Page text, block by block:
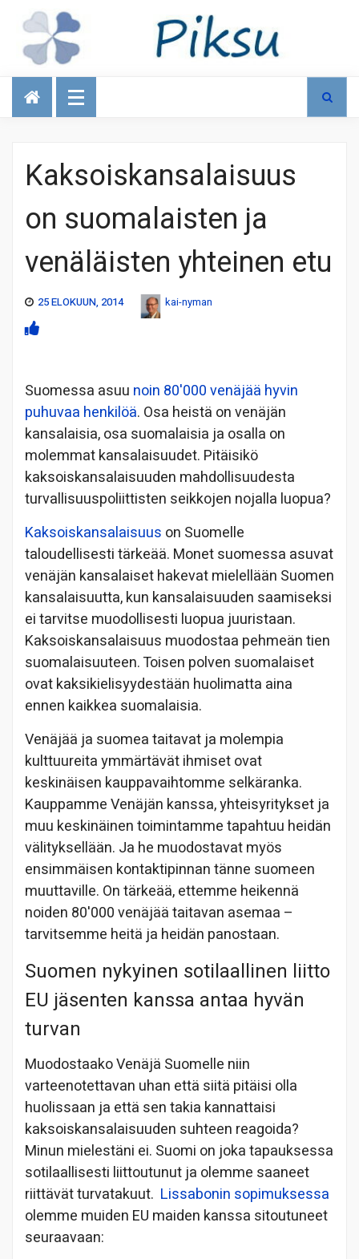
Talous
Kaksoiskansalaisuus
on suomalaisten ja
venäläisten yhteinen etu
25 ELOKUUN, 2014 kai-nyman
Suomessa asuu noin 80'000 venäjää hyvin
puhuvaa henkilöä. Osa heistä on venäjän
kansalaisia, osa suomalaisia ja osalla on
molemmat kansalaisuudet. Pitäisikö
kaksoiskansalaisuuden mahdollisuudesta
turvallisuuspoliittisten seikkojen nojalla luopua?
Kaksoiskansalaisuus on Suomelle
taloudellisesti tärkeää. Monet suomessa asuvat
venäjän kansalaiset hakevat mielellään Suomen
kansalaisuutta, kun kansalaisuuden saamiseksi
ei tarvitse muodollisesti luopua juuristaan.
Kaksoiskansalaisuus muodostaa pehmeän tien
suomalaisuuteen. Toisen polven suomalaiset
ovat kaksikielisyydestään huolimatta aina
ennen kaikkea suomalaisia.
Venäjää ja suomea taitavat ja molempia
kulttuureita ymmärtävät ihmiset ovat
keskinäisen kauppavaihtomme selkäranka.
Kauppamme Venäjän kanssa, yhteisyritykset ja
muu keskinäinen toimintamme tapahtuu heidän
välityksellään. Ja he muodostavat myös
ensimmäisen kontaktipinnan tänne suomeen
muuttaville. On tärkeää, ettemme heikennä
noiden 80'000 venäjää taitavan asemaa –
tarvitsemme heitä ja heidän panostaan.
Suomen nykyinen sotilaallinen liitto
EU jäsenten kanssa antaa hyvän
turvan
Muodostaako Venäjä Suomelle niin
varteenotettavan uhan että siitä pitäisi olla
huolissaan ja että sen takia kannattaisi
kaksoiskansalaisuuden suhteen reagoida?
Minun mielestäni ei. Suomi on joka tapauksessa
sotilaallisesti liittoutunut ja olemme saaneet
riittävät turvatakuut. Lissabonin sopimuksessa
olemme muiden EU maiden kanssa sitoutuneet
seuraavaan: